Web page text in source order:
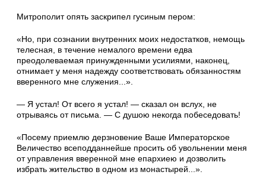
Митрополит опять заскрипел гусиным пером:
«Но, при сознании внутренних моих недостатков, немощь
телесная, в течение немалого времени едва
преодолеваемая принужденными усилиями, наконец,
отнимает у меня надежду соответствовать обязанностям
вверенного мне служения...».
— Я устал! От всего я устал! — сказал он вслух, не
отрываясь от письма. — С душою некогда побеседовать!
«Посему приемлю дерзновение Ваше Императорское
Величество всеподданнейше просить об увольнении меня
от управления вверенной мне епархиею и дозволить
избрать жительство в одном из монастырей...».